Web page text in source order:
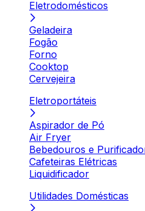
Eletrodomésticos
Geladeira
Fogão
Forno
Cooktop
Cervejeira
Eletroportáteis
Aspirador de Pó
Air Fryer
Bebedouros e
Cafeteiras Elétricas
Liquidificador
Utilidades Domésticas